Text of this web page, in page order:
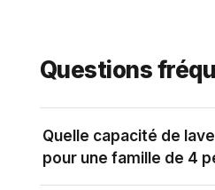
Questions
Quelle capacité de
pour une famille de 4